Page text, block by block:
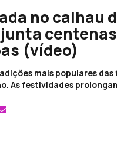
no calhau
(vídeo)
mais populares das
As festividades